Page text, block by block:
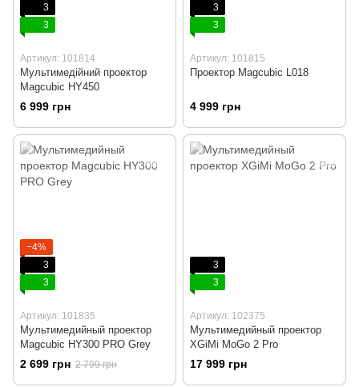
3
3
Артикул: 101814
Мультимедійний проектор
Magcubic HY450
6 999 грн
3
3
Артикул: 101815
Проектор Magcubic L018
4 999 грн
−4%
3
3
Артикул: 101835
Мультимедийный проектор
Magcubic HY300 PRO Grey
2 699 грн 2 799 грн
3
3
Артикул: 102375
Мультимедийный проектор
XGiMi MoGo 2 Pro
17 999 грн